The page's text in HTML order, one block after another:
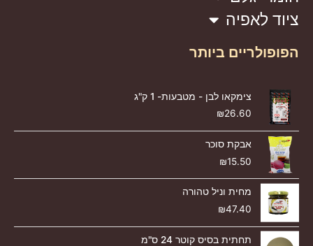
ציוד לאפיה
הפופולריים ביותר
צימקאו לבן - מטבעות- 1 ק"ג
₪26.60
אבקת סוכר
₪15.50
מחית וניל טהורה
₪47.40
תחתית בסיס קוטר 24 ס"מ